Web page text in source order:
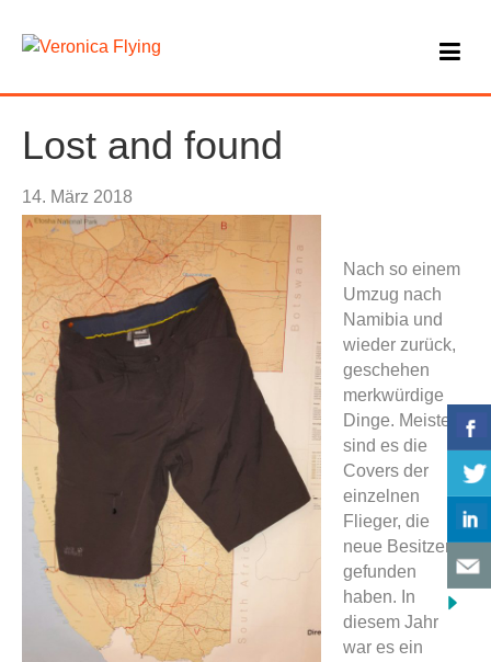
Lost and found
14. März 2018
Nach so einem
Umzug nach
Namibia und
wieder zurück,
geschehen
merkwürdige
Dinge. Meistens
sind es die
Covers der
einzelnen
Flieger, die
neue Besitzer
gefunden
haben. In
diesem Jahr
war es ein